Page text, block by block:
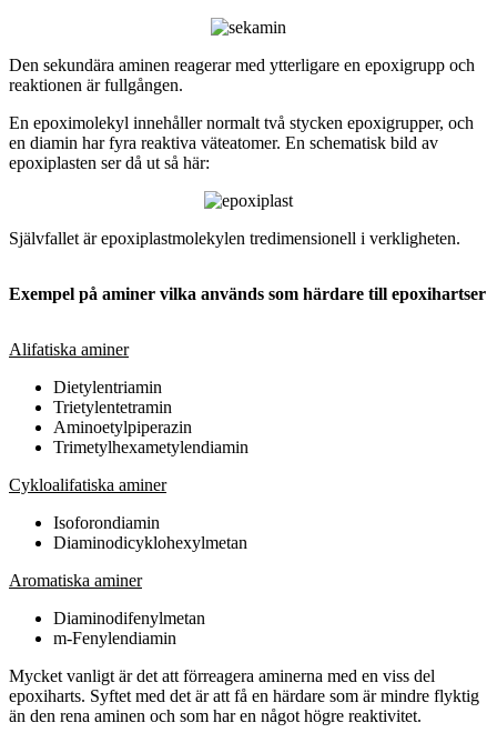
Den sekundära aminen reagerar med ytterligare en epoxigrupp och
reaktionen är fullgången.
En epoximolekyl innehåller normalt två stycken epoxigrupper, och
en diamin har fyra reaktiva väteatomer. En schematisk bild av
epoxiplasten ser då ut så här:
Självfallet är epoxiplastmolekylen tredimensionell i verkligheten.
Exempel på aminer vilka används som härdare till epoxihartser
Alifatiska aminer
Dietylentriamin
Trietylentetramin
Aminoetylpiperazin
Trimetylhexametylendiamin
Cykloalifatiska aminer
Isoforondiamin
Diaminodicyklohexylmetan
Aromatiska aminer
Diaminodifenylmetan
m-Fenylendiamin
Mycket vanligt är det att förreagera aminerna med en viss del
epoxiharts. Syftet med det är att få en härdare som är mindre flyktig
än den rena aminen och som har en något högre reaktivitet.